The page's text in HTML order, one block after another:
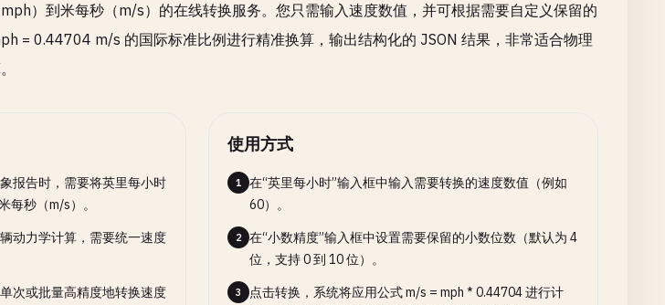
）到米每秒（m/s）的在线转换服务。您只需输入速度数值，并可根据需要自定义保留的
= 0.44704 m/s 的国际标准比例进行精准换算，输出结构化的 JSON 结果，非常适合物理
报告时，需要将英里每小时
每秒（m/s）。
动力学计算，需要统一速度
次或批量高精度地转换速度
使用方式
1
在“英里每小时”输入框中输入需要转换的速度数值（例如
60）。
2
在“小数精度”输入框中设置需要保留的小数位数（默认为 4
位，支持 0 到 10 位）。
3
点击转换，系统将应用公式 m/s = mph * 0.44704 进行计